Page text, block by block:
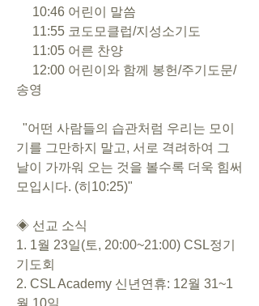
10:46 어린이 말씀
11:55 코도모클럽/지성소기도
11:05 어른 찬양
12:00 어린이와 함께 봉헌/주기도문/
송영
"어떤 사람들의 습관처럼 우리는 모이
기를 그만하지 말고, 서로 격려하여 그
날이 가까워 오는 것을 볼수록 더욱 힘써
모입시다. (히10:25)"
◈ 선교 소식
1. 1월 23일(토, 20:00~21:00) CSL정기
기도회
2. CSL Academy 신년연휴: 12월 31~1
월 10일